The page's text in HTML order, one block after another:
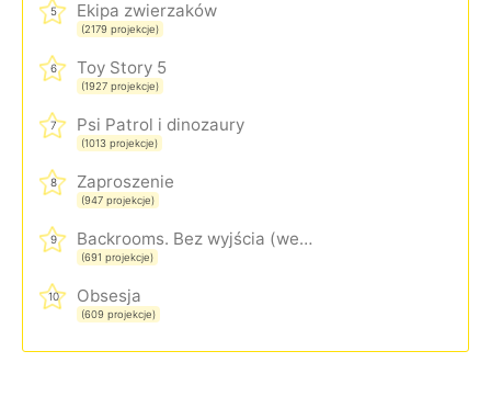
5 Ekipa zwierzaków
(2179 projekcje)
6 Toy Story 5
(1927 projekcje)
7 Psi Patrol i dinozaury
(1013 projekcje)
8 Zaproszenie
(947 projekcje)
9 Backrooms. Bez wyjścia (wersja rozszerzona)
(691 projekcje)
10 Obsesja
(609 projekcje)